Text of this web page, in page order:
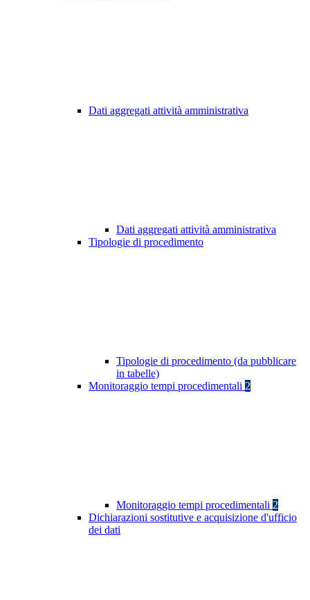
Dati aggregati attività amministrativa
Dati aggregati attività amministrativa
Tipologie di procedimento
Tipologie di procedimento (da pubblicare
in tabelle)
Monitoraggio tempi procedimentali 2
Monitoraggio tempi procedimentali 2
Dichiarazioni sostitutive e acquisizione d'ufficio
dei dati